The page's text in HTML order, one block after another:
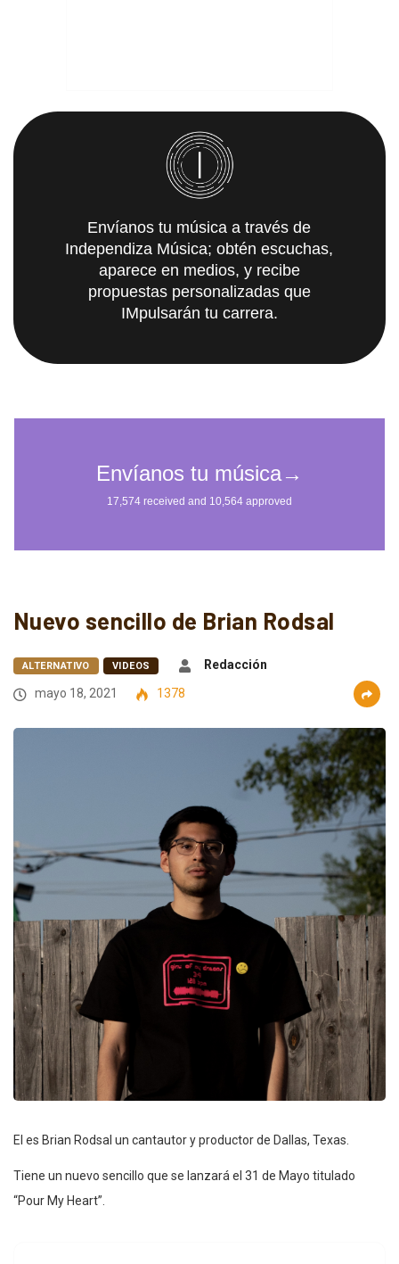
Envíanos tu música a través de
Independiza Música; obtén escuchas,
aparece en medios, y recibe
propuestas personalizadas que
IMpulsarán tu carrera.
Nuevo sencillo de Brian Rodsal
ALTERNATIVO VIDEOS
Redacción
mayo 18, 2021
1378
El es Brian Rodsal un cantautor y productor de Dallas, Texas.
Tiene un nuevo sencillo que se lanzará el 31 de Mayo titulado
“Pour My Heart”.